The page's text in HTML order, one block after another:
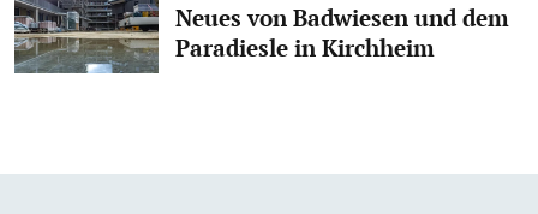
Neues von Badwiesen und dem
Paradiesle in Kirchheim